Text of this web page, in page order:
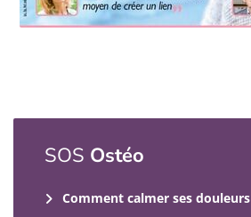
SOS Ostéo
Comment calmer ses douleurs